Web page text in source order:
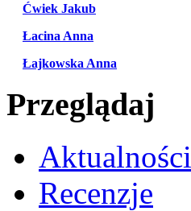
Ćwiek Jakub
Łacina Anna
Łajkowska Anna
Przeglądaj
Aktualności
Recenzje